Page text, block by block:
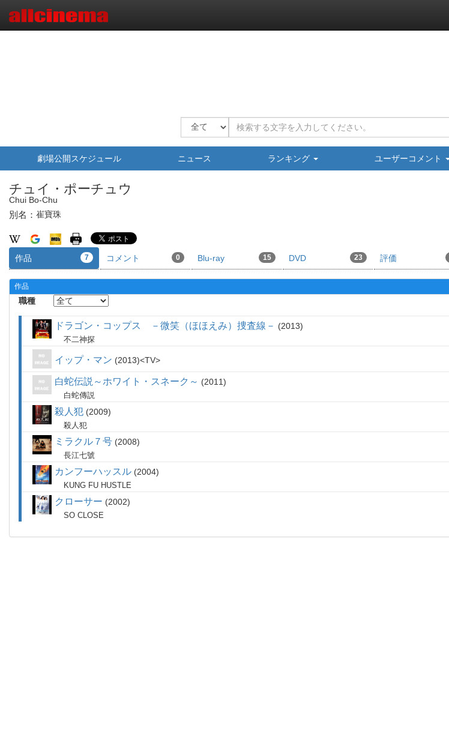
劇場公開スケジュール ニュース ランキング ユーザーコメント
チュイ・ポーチュウ
Chui Bo-Chu
別名： 崔寶珠
作品 7 コメント 0 Blu-ray 15 DVD 23 評価
作品
職種
ドラゴン・コップス －微笑（ほほえみ）捜査線－ 2013
不二神探
イップ・マン 2013 TV
白蛇伝説～ホワイト・スネーク～ 2011
白蛇傳説
殺人犯 2009
殺人犯
ミラクル７号 2008
長江七號
カンフーハッスル 2004
KUNG FU HUSTLE
クローサー 2002
SO CLOSE